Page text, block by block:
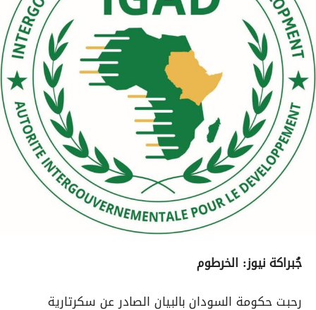
جُبراكة نيوز: الخرطوم
رحبت حكومة السودان بالبيان الصادر عن سكرتارية